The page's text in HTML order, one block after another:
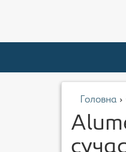
Головна ›